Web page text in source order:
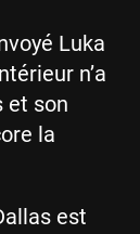
Luka
n’a
et son
la
est